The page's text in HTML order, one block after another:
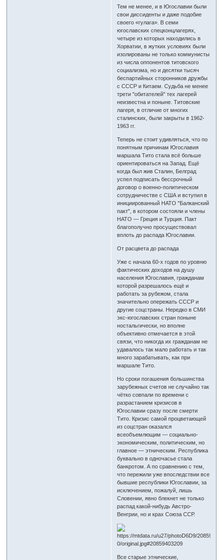
Тем не менее, и в Югославии были
свои диссиденты и даже подобие
своего «гулага». В семи
югославских спецконцлагерях,
четыре из которых находились в
Хорватии, в жутких условиях были
изолированы не только коммунисты
из числа оппонентов титовского
социализма, но и десятки тысяч
беспартийных сторонников дружбы
с СССР и Китаем. Судьба не менее
трети "обитателей" тех лагерей
неизвестна и поныне. Титовские
лагеря, в отличие от многих
сталинских, были закрыты в 1962-
1963 гг.
Теперь не стоит удивляться, что по
понятным причинам Югославия
маршала Тито стала всё больше
ориентироваться на Запад. Ещё
когда был жив Сталин, Белград
успел подписать бессрочный
договор о военно-политическом
сотрудничестве с США и вступил в
инициированный НАТО "Балканский
пакт", в котором состояли и члены
НАТО — Греция и Турция. Пакт
благополучно просуществовал
вплоть до распада Югославии.
От расцвета до распада
Уже с начала 60-х годов по уровню
фактических доходов на душу
населения Югославия, гражданам
которой разрешалось ещё и
работать за рубежом, стала
значительно опережать СССР и
другие соцстраны. Нередко в СМИ
экс-югославских стран поныне
ностальгически, но вполне
объективно отмечается в этой
связи, что никогда их гражданам не
удавалось так мало работать и так
много зарабатывать, как при
маршале Тито.
Но сроки погашения большинства
зарубежных счетов не случайно так
чётко совпали по времени с
разрастанием кризисов в
Югославии сразу после смерти
Тито. Кризис самой процветающей
из соцстран оказался
всеобъемлющим — социально-
экономическим, политическим, но
главное — этническим. Республика
буквально в одночасье стала
банкротом. А по сравнению с тем,
что пережили уже впоследствии все
бывшие республики Югославии, за
исключением, пожалуй, лишь
Словении, явно блекнет не только
распад какой-нибудь Австро-
Венгрии, но и крах Союза ССР.
Все старые этнические,